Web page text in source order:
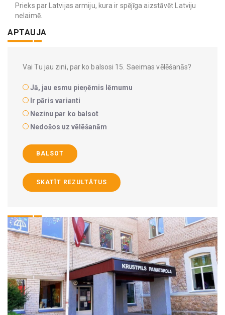
Prieks par Latvijas armiju, kura ir spējīga aizstāvēt Latviju
nelaimē.
APTAUJA
Vai Tu jau zini, par ko balsosi 15. Saeimas vēlēšanās?
Jā, jau esmu pieņēmis lēmumu
Ir pāris varianti
Nezinu par ko balsot
Nedošos uz vēlēšanām
BALSOT
SKATĪT REZULTĀTUS